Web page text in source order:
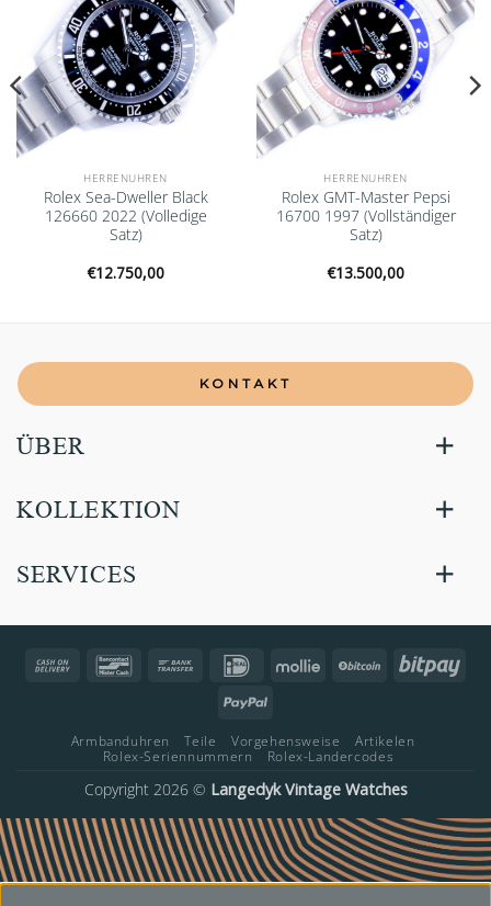
HERRENUHREN
Rolex Sea-Dweller Black
126660 2022 (Volledige
Satz)
€12.750,00
HERRENUHREN
Rolex GMT-Master Pepsi
16700 1997 (Vollständiger
Satz)
€13.500,00
KONTAKT
ÜBER
KOLLEKTION
SERVICES
Cash
Bancontact Bank
IDeal Mollie BitCoin
PayPal
Armbanduhren Teile Vorgehensweise
Artikelen
Rolex-Seriennummern
Rolex-Landercodes
Copyright 2026 © Langedyk Vintage Watches